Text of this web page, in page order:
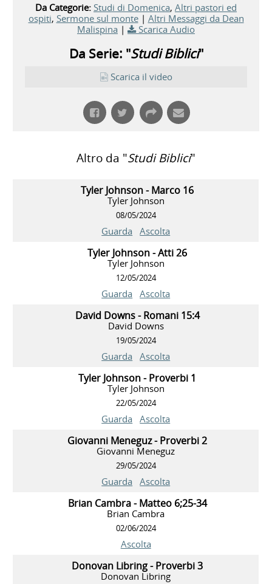
Da Categorie: Studi di Domenica, Altri pastori ed
ospiti, Sermone sul monte| Altri Messaggi da Dean
Malispina | Scarica Audio
Da Serie: "Studi Biblici"
Scarica il video
Altro da "Studi Biblici"
Tyler Johnson - Marco 16
Tyler Johnson
08/05/2024
Guarda Ascolta
Tyler Johnson - Atti 26
Tyler Johnson
12/05/2024
Guarda Ascolta
David Downs - Romani 15:4
David Downs
19/05/2024
Guarda Ascolta
Tyler Johnson - Proverbi 1
Tyler Johnson
22/05/2024
Guarda Ascolta
Giovanni Meneguz - Proverbi 2
Giovanni Meneguz
29/05/2024
Guarda Ascolta
Brian Cambra - Matteo 6;25-34
Brian Cambra
02/06/2024
Ascolta
Donovan Libring - Proverbi 3
Donovan Libring